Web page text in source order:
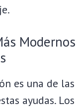
es una de
ayudas.